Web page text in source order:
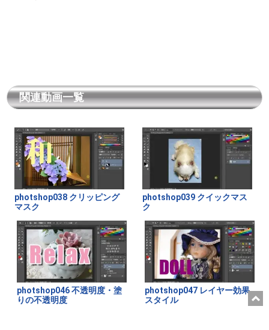
関連動画一覧
photshop038 クリッピング
マスク
photshop039 クイックマス
ク
photshop046 不透明度・塗
りの不透明度
photshop047 レイヤー効果
スタイル